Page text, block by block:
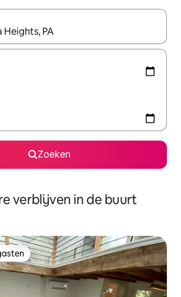
beschikbaar zijn, maak je een keuze
Zoeken
verblijven in de buurt
gasten